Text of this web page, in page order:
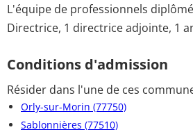
L'équipe de professionnels
Directrice, 1 directrice adjointe, 1
Conditions d'admission
Résider dans l'une de ces
Orly-sur-Morin (77750)
Sablonnières (77510)